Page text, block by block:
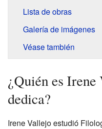
Lista de obras
Galería de imágenes
Véase también
¿Quién es Irene
dedica?
Irene Vallejo estudió